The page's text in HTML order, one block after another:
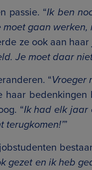
passie. “Ik ben
gaan
ze ook aan
Je moet daar
“Vroeger
haar bedenkingen
“Ik had elk jaar
terugkomen!’”
gezet en ik heb